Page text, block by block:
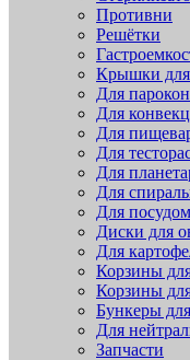
Противни
Решётки
Крышки для
Для
Для
Для
Для
Для
Для
Для
Диски для
Для
Корзины
Корзины
Бункеры
Для
Запчасти